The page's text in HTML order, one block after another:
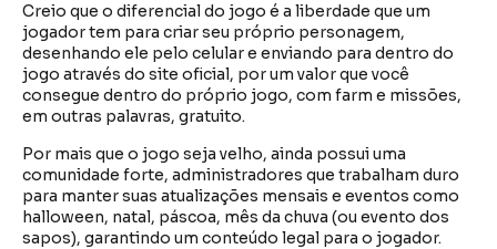
Creio que o diferencial do jogo é a liberdade que um
jogador tem para criar seu próprio personagem,
desenhando ele pelo celular e enviando para dentro do
jogo através do site oficial, por um valor que você
consegue dentro do próprio jogo, com farm e missões,
em outras palavras, gratuito.
Por mais que o jogo seja velho, ainda possui uma
comunidade forte, administradores que trabalham duro
para manter suas atualizações mensais e eventos como
halloween, natal, páscoa, mês da chuva (ou evento dos
sapos), garantindo um conteúdo legal para o jogador.